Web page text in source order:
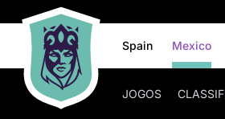
Spain Mexico
JOGOS